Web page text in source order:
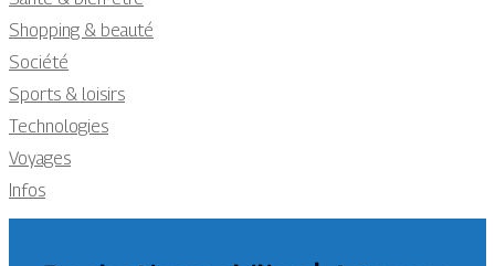
Shopping & beauté
Société
Sports & loisirs
Technologies
Voyages
Infos